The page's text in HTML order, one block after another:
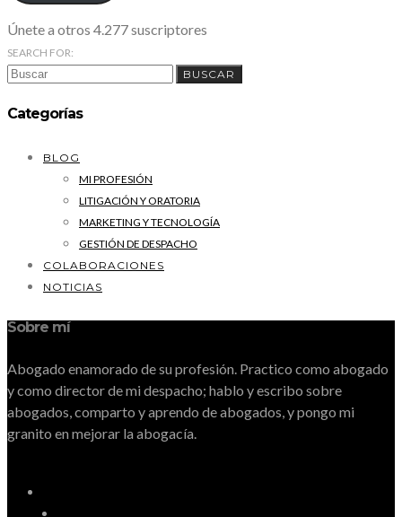
Únete a otros 4.277 suscriptores
SEARCH FOR:
BUSCAR
Categorías
BLOG
MI PROFESIÓN
LITIGACIÓN Y ORATORIA
MARKETING Y TECNOLOGÍA
GESTIÓN DE DESPACHO
COLABORACIONES
NOTICIAS
Sobre mí
Abogado enamorado de su profesión. Practico como abogado
y como director de mi despacho; hablo y escribo sobre
abogados, comparto y aprendo de abogados, y pongo mi
granito en mejorar la abogacía.